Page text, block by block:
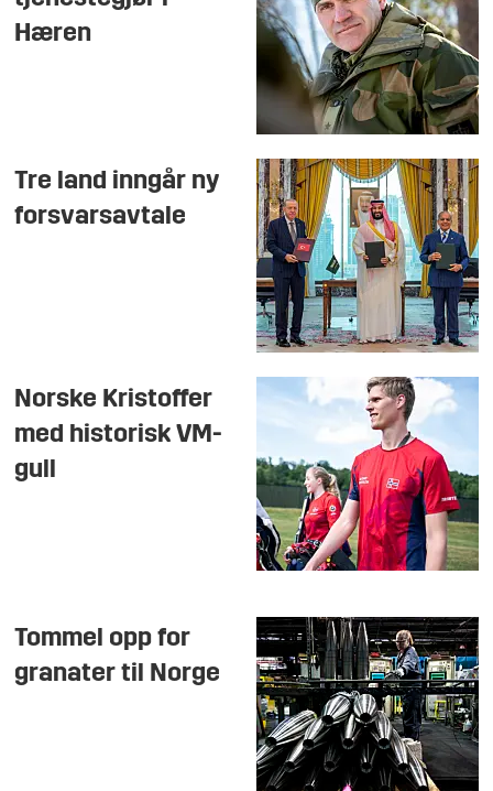
Hæren
Tre land inngår ny
forsvarsavtale
Norske Kristoffer
med historisk VM-
gull
Tommel opp for
granater til Norge